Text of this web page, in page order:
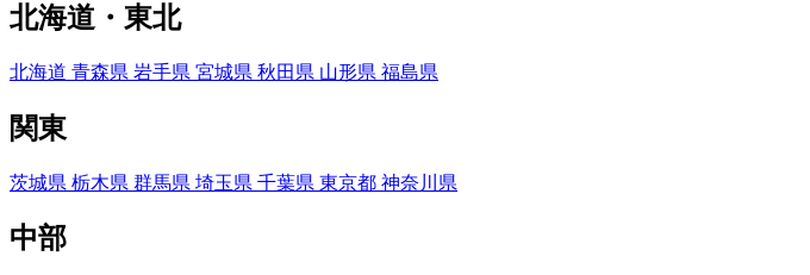
北海道・東北
北海道 青森県 岩手県 宮城県 秋田県 山形県 福島県
関東
茨城県 栃木県 群馬県 埼玉県 千葉県 東京都 神奈川県
中部